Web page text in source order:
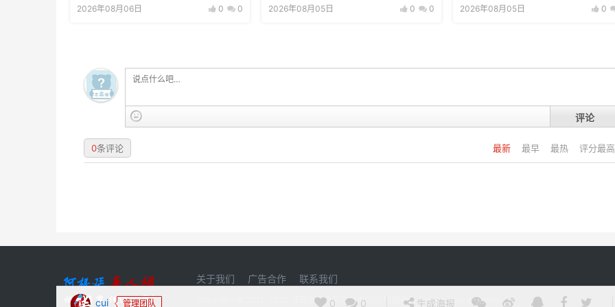
cui 管理团队 0 0 生成海报
2026年08月06日 0 0 2026年08月05日 0 0 2026年08月05日 0
评论
最新 最早 最热 评分最高
0条评论
关于我们 广告合作 联系我们
Copyright © 2011-2020 江西省刘氏实业有限公司 版权所有Powered by argchina